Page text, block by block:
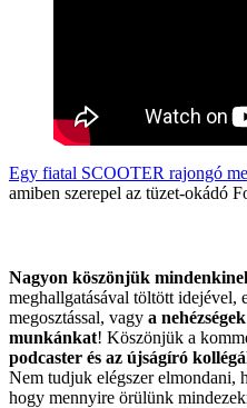
Egy fiatal SCOOTER rajongó
amiben szerepel az tüzet-okádó
Nagyon köszönjük
meghallgatásával töltött idejével,
megosztással, vagy a
munkánkat! Köszönjük a
podcaster és az újságíró
Nem tudjuk elégszer elmondani,
hogy mennyire örülünk